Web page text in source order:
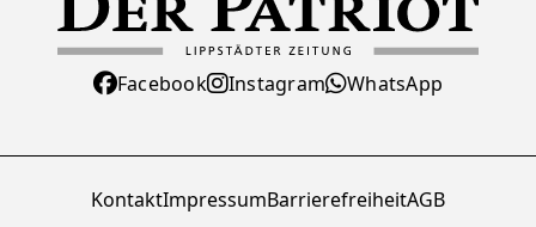
Facebook Instagram WhatsApp
KontaktImpressumBarrierefreiheitAGB